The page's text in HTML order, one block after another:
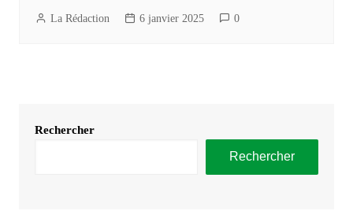
La Rédaction 6 janvier 2025 0
Rechercher
Rechercher